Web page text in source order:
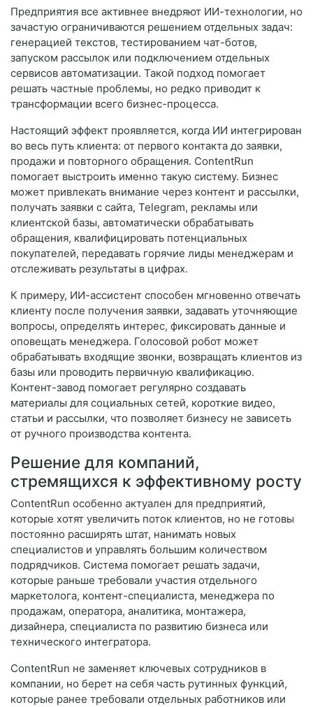
Предприятия все активнее внедряют ИИ-технологии, но
зачастую ограничиваются решением отдельных задач:
генерацией текстов, тестированием чат-ботов,
запуском рассылок или подключением отдельных
сервисов автоматизации. Такой подход помогает
решать частные проблемы, но редко приводит к
трансформации всего бизнес-процесса.
Настоящий эффект проявляется, когда ИИ интегрирован
во весь путь клиента: от первого контакта до заявки,
продажи и повторного обращения. ContentRun
помогает выстроить именно такую систему. Бизнес
может привлекать внимание через контент и рассылки,
получать заявки с сайта, Telegram, рекламы или
клиентской базы, автоматически обрабатывать
обращения, квалифицировать потенциальных
покупателей, передавать горячие лиды менеджерам и
отслеживать результаты в цифрах.
К примеру, ИИ-ассистент способен мгновенно отвечать
клиенту после получения заявки, задавать уточняющие
вопросы, определять интерес, фиксировать данные и
оповещать менеджера. Голосовой робот может
обрабатывать входящие звонки, возвращать клиентов из
базы или проводить первичную квалификацию.
Контент-завод помогает регулярно создавать
материалы для социальных сетей, короткие видео,
статьи и рассылки, что позволяет бизнесу не зависеть
от ручного производства контента.
Решение для компаний,
стремящихся к эффективному росту
ContentRun особенно актуален для предприятий,
которые хотят увеличить поток клиентов, но не готовы
постоянно расширять штат, нанимать новых
специалистов и управлять большим количеством
подрядчиков. Система помогает решать задачи,
которые раньше требовали участия отдельного
маркетолога, контент-специалиста, менеджера по
продажам, оператора, аналитика, монтажера,
дизайнера, специалиста по развитию бизнеса или
технического интегратора.
ContentRun не заменяет ключевых сотрудников в
компании, но берет на себя часть рутинных функций,
которые ранее требовали отдельных работников или